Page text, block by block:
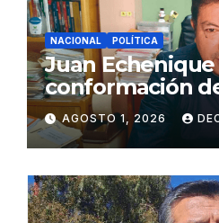
NACIONAL POLÍTICA
Juan
conformación
gabinete
Fujimori
AGOSTO 1, 2026